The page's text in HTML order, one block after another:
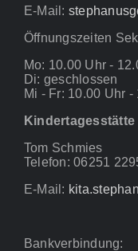
E-Mail:
Öffnungszeiten
Mo: 10.00 Uhr -
Di: geschlossen
Mi - Fr: 10.00 Uhr -
Kindertagesstätte
Tom Schmies
Telefon: 06251
E-Mail:
Bankverbindung: